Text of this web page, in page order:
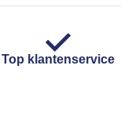
Top klantenservice